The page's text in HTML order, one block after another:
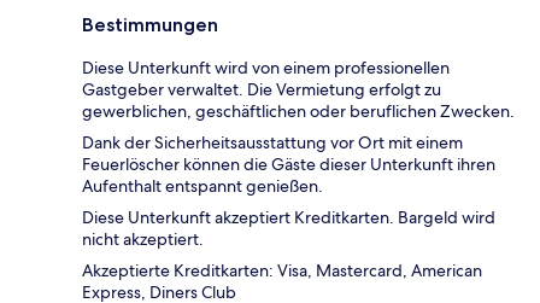
Bestimmungen
Diese Unterkunft wird von einem professionellen
Gastgeber verwaltet. Die Vermietung erfolgt zu
gewerblichen, geschäftlichen oder beruflichen Zwecken.
Dank der Sicherheitsausstattung vor Ort mit einem
Feuerlöscher können die Gäste dieser Unterkunft ihren
Aufenthalt entspannt genießen.
Diese Unterkunft akzeptiert Kreditkarten. Bargeld wird
nicht akzeptiert.
Akzeptierte Kreditkarten: Visa, Mastercard, American
Express, Diners Club